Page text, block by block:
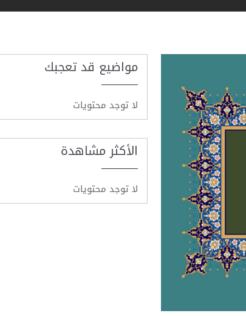
مواضيع قد تعجبك
لا توجد محتويات
الأكثر مشاهدة
لا توجد محتويات